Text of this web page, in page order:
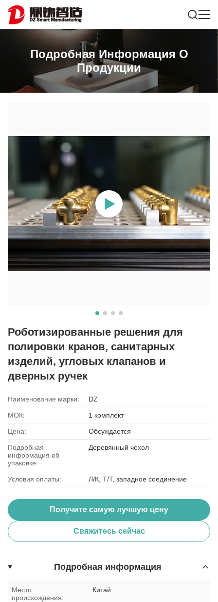
Подробная Информация О
Продукции
Роботизированные решения для
полировки кранов, санитарных
изделий, угловых клапанов и
дверных ручек
Наименование марки: DZ
МОК: 1 комплект
Цена: Обсуждается
Подробная
информация об
упаковке:
Деревянный чехол
Условия оплаты: Л/К, Т/Т, западное соединение
Получите самую лучшую цену
Свяжитесь сейчас
Подробная информация
Место
происхождения:
Китай